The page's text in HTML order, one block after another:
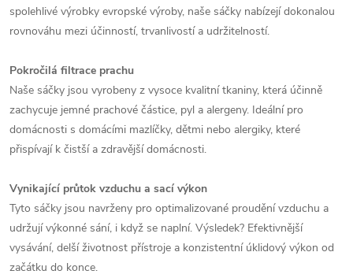
spolehlivé výrobky evropské výroby, naše sáčky nabízejí dokonalou
rovnováhu mezi účinností, trvanlivostí a udržitelností.
Pokročilá filtrace prachu
Naše sáčky jsou vyrobeny z vysoce kvalitní tkaniny, která účinně
zachycuje jemné prachové částice, pyl a alergeny. Ideální pro
domácnosti s domácími mazlíčky, dětmi nebo alergiky, které
přispívají k čistší a zdravější domácnosti.
Vynikající průtok vzduchu a sací výkon
Tyto sáčky jsou navrženy pro optimalizované proudění vzduchu a
udržují výkonné sání, i když se naplní. Výsledek? Efektivnější
vysávání, delší životnost přístroje a konzistentní úklidový výkon od
začátku do konce.